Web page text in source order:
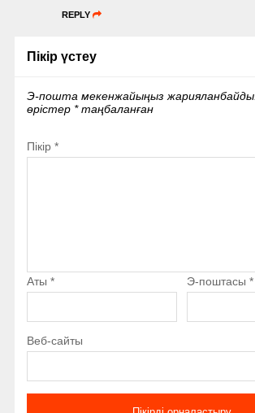
REPLY
Пікір үстеу
Э-пошта мекенжайыңыз жарияланбайды.
өрістер *таңбаланған
Пікір *
Аты * Э-поштасы *
Веб-сайты